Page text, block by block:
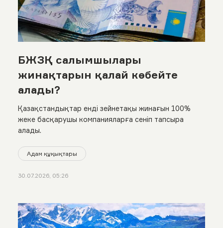
БЖЗҚ салымшылары
жинақтарын қалай көбейте
алады?
Қазақстандықтар енді зейнетақы жинағын 100%
жеке басқарушы компанияларға сеніп тапсыра
алады.
Адам құқықтары
30.07.2026, 05:26